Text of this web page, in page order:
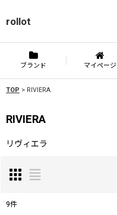
rollot
ブランド マイページ
TOP > RIVIERA
RIVIERA
リヴィエラ
9件